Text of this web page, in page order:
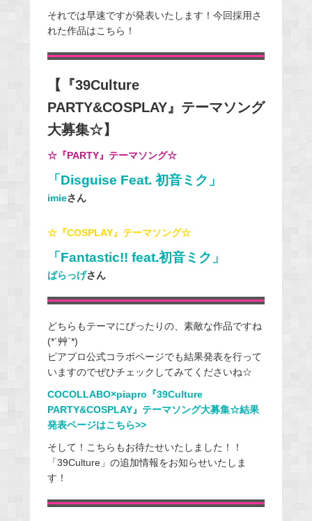
それでは早速ですが発表いたします！今回採用さ
れた作品はこちら！
【『39Culture
PARTY&COSPLAY』テーマソング
大募集☆】
☆『PARTY』テーマソング☆
「Disguise Feat. 初音ミク」
imieさん
☆『COSPLAY』テーマソング☆
「Fantastic!! feat.初音ミク」
ばらっげさん
どちらもテーマにぴったりの、素敵な作品ですね
(*´艸`*)
ピアプロ公式コラボページでも結果発表を行って
いますのでぜひチェックしてみてくださいね☆
COCOLLABO×piapro『39Culture
PARTY&COSPLAY』テーマソング大募集☆結果
発表ページはこちら>>
そして！こちらもお待たせいたしました！！
「39Culture」の追加情報をお知らせいたしま
す！